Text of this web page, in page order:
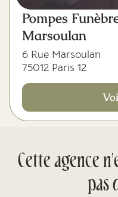
Pompes
Marsoulan
6 Rue Marsoulan
75012 Paris 12
Cette agence
pas